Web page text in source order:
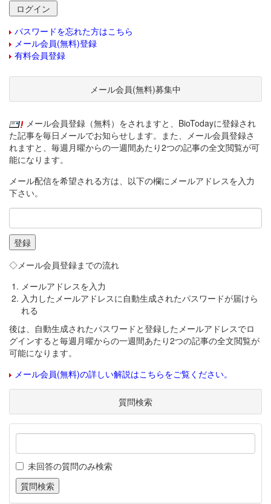
パスワードを忘れた方はこちら
メール会員(無料)登録
有料会員登録
メール会員(無料)募集中
メール会員登録（無料）をされますと、BioTodayに登録され
た記事を毎日メールでお知らせします。また、メール会員登録さ
れますと、毎週月曜からの一週間あたり2つの記事の全文閲覧が可
能になります。
メール配信を希望される方は、以下の欄にメールアドレスを入力
下さい。
◇メール会員登録までの流れ
メールアドレスを入力
入力したメールアドレスに自動生成されたパスワードが届けら
れる
後は、自動生成されたパスワードと登録したメールアドレスでロ
グインすると毎週月曜からの一週間あたり2つの記事の全文閲覧が
可能になります。
メール会員(無料)の詳しい解説はこちらをご覧ください。
質問検索
未回答の質問のみ検索